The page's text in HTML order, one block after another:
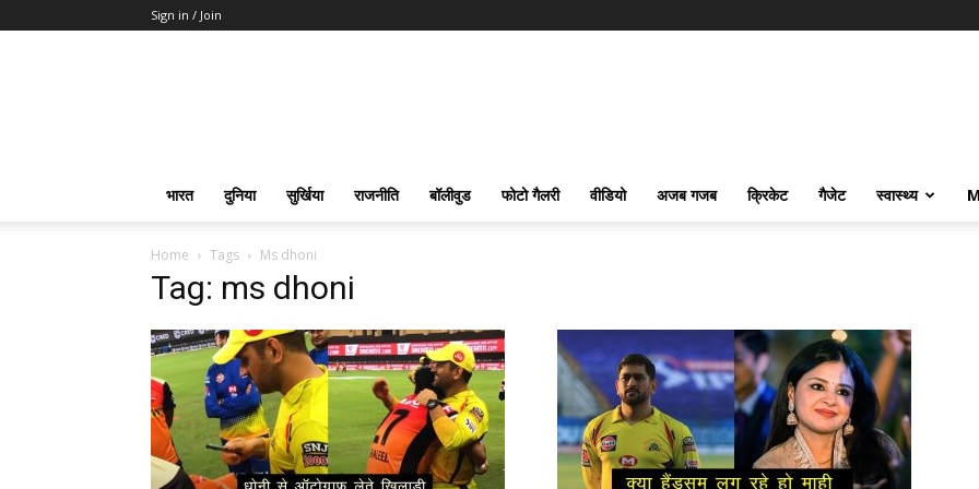
Sign in / Join
भारत दुनिया सुर्खिया राजनीति बॉलीवुड फोटो गैलरी वीडियो अजब गजब क्रिकेट गैजेट स्वास्थ्य
Home Tags Ms dhoni
Tag: ms dhoni